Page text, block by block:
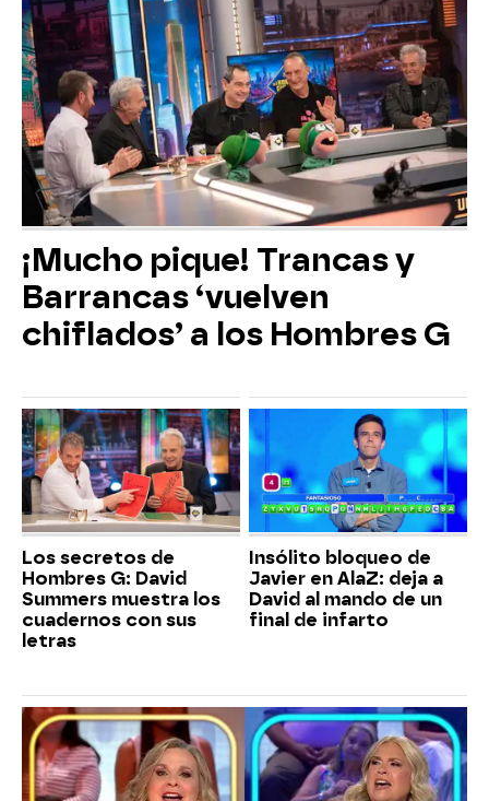
¡Mucho pique! Trancas y
Barrancas ‘vuelven
chiflados’ a los Hombres G
Los secretos de
Hombres G: David
Summers muestra los
cuadernos con sus
letras
Insólito bloqueo de
Javier en AlaZ: deja a
David al mando de un
final de infarto